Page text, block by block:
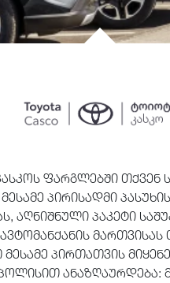
ფარგლებში თქვენ
პირისადმი
აღნიშნული პაკეტი
მართვისას
პირთათვის
ანაზღაურდება: